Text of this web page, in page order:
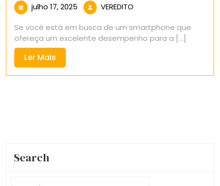
julho 17, 2025 julho
2025
VEREDITO
Se você está em busca de um smartphone que
ofereça um excelente desempenho para a [...]
Ler Mais
Mais
Search